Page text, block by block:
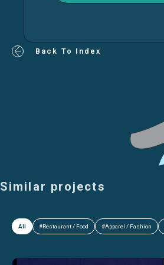
Back To Index
Similar projects
All #Restaurant / Food #Apparel / Fashion